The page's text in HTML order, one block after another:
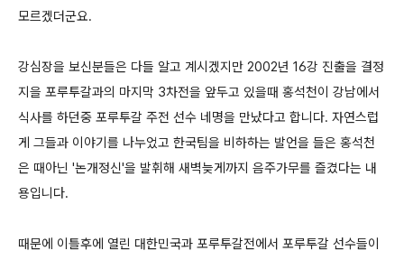
모르겠더군요.
강심장을 보신분들은 다들 알고 계시겠지만 2002년 16강 진출을 결정
지을 포루투갈과의 마지막 3차전을 앞두고 있을때 홍석천이 강남에서
식사를 하던중 포루투갈 주전 선수 네명을 만났다고 합니다. 자연스럽
게 그들과 이야기를 나누었고 한국팀을 비하하는 발언을 들은 홍석천
은 때아닌 '논개정신'을 발휘해 새벽늦게까지 음주가무를 즐겼다는 내
용입니다.
때문에 이틀후에 열린 대한민국과 포루투갈전에서 포루투갈 선수들이